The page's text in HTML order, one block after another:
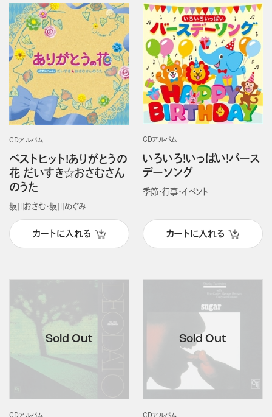
CDアルバム
ベストヒット!ありがとうの
花 だいすき☆おさむさん
のうた
坂田おさむ・坂田めぐみ
カートに入れる
CDアルバム
いろいろ!いっぱい!バース
デーソング
季節・行事・イベント
カートに入れる
CDアルバム CDアルバム